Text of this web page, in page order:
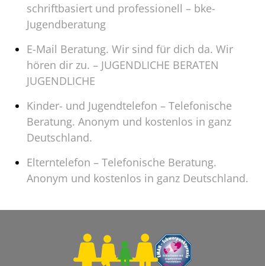
schriftbasiert und professionell – bke-
Jugendberatung
E-Mail Beratung. Wir sind für dich da. Wir
hören dir zu. – JUGENDLICHE BERATEN
JUGENDLICHE
Kinder- und Jugendtelefon – Telefonische
Beratung. Anonym und kostenlos in ganz
Deutschland.
Elterntelefon – Telefonische Beratung.
Anonym und kostenlos in ganz Deutschland.